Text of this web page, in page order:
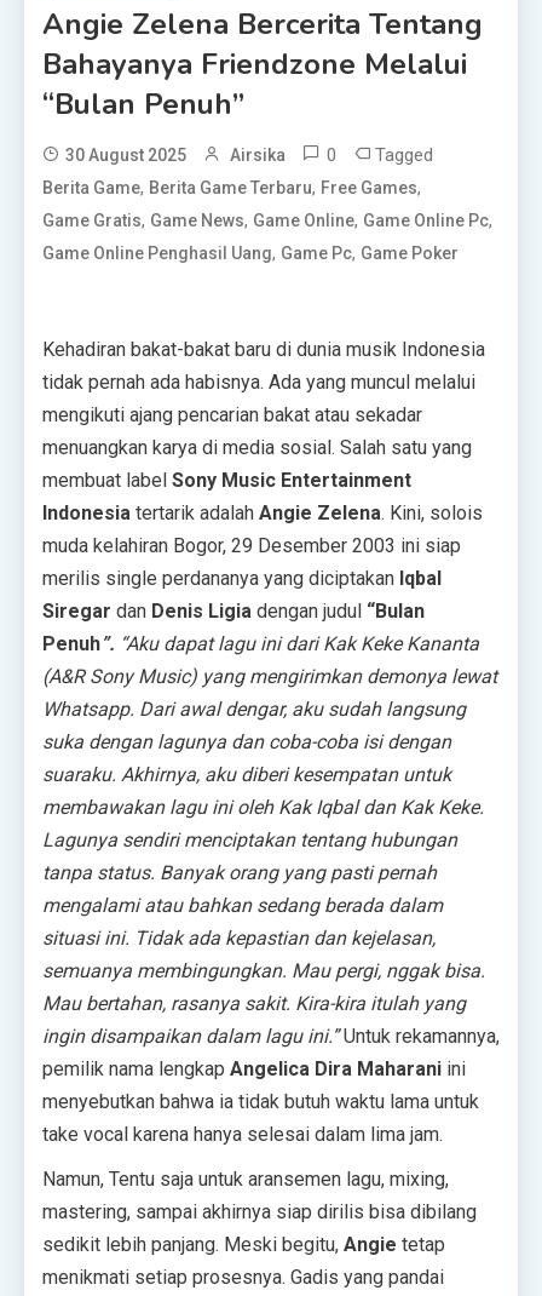
Angie Zelena Bercerita Tentang
Bahayanya Friendzone Melalui
“Bulan Penuh”
30 August 2025 Airsika 0 Tagged
Berita Game, Berita Game Terbaru, Free Games,
Game Gratis, Game News, Game Online, Game Online Pc,
Game Online Penghasil Uang, Game Pc, Game Poker
Kehadiran bakat-bakat baru di dunia musik Indonesia
tidak pernah ada habisnya. Ada yang muncul melalui
mengikuti ajang pencarian bakat atau sekadar
menuangkan karya di media sosial. Salah satu yang
membuat label Sony Music Entertainment
Indonesia tertarik adalah Angie Zelena. Kini, solois
muda kelahiran Bogor, 29 Desember 2003 ini siap
merilis single perdananya yang diciptakan Iqbal
Siregar dan Denis Ligia dengan judul “Bulan
Penuh”. “Aku dapat lagu ini dari Kak Keke Kananta
(A&R Sony Music) yang mengirimkan demonya lewat
Whatsapp. Dari awal dengar, aku sudah langsung
suka dengan lagunya dan coba-coba isi dengan
suaraku. Akhirnya, aku diberi kesempatan untuk
membawakan lagu ini oleh Kak Iqbal dan Kak Keke.
Lagunya sendiri menciptakan tentang hubungan
tanpa status. Banyak orang yang pasti pernah
mengalami atau bahkan sedang berada dalam
situasi ini. Tidak ada kepastian dan kejelasan,
semuanya membingungkan. Mau pergi, nggak bisa.
Mau bertahan, rasanya sakit. Kira-kira itulah yang
ingin disampaikan dalam lagu ini.”Untuk rekamannya,
pemilik nama lengkap Angelica Dira Maharani ini
menyebutkan bahwa ia tidak butuh waktu lama untuk
take vocal karena hanya selesai dalam lima jam.
Namun, Tentu saja untuk aransemen lagu, mixing,
mastering, sampai akhirnya siap dirilis bisa dibilang
sedikit lebih panjang. Meski begitu, Angie tetap
menikmati setiap prosesnya. Gadis yang pandai